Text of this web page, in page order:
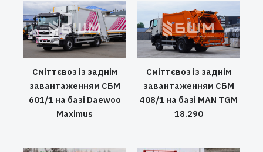
Сміттєвоз із заднім
завантаженням СБМ
601/1 на базі Daewoo
Maximus
Сміттєвоз із заднім
завантаженням СБМ
408/1 на базі MAN TGM
18.290